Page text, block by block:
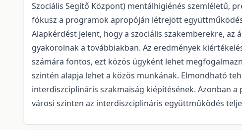
Szociális Segítő Központ) mentálhigiénés szemléletű,
fókusz a programok apropóján létrejött
Alapkérdést jelent, hogy a szociális szakemberekre,
gyakorolnak a továbbiakban. Az eredmények
számára fontos, ezt közös ügyként lehet
szintén alapja lehet a közös munkának. Elmondható
interdiszciplináris szakmaiság kiépítésének. Azonban
városi szinten az interdiszciplináris együttműködés